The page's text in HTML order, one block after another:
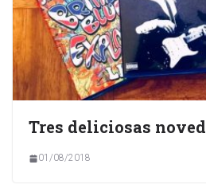
Tres deliciosas
01/08/2018